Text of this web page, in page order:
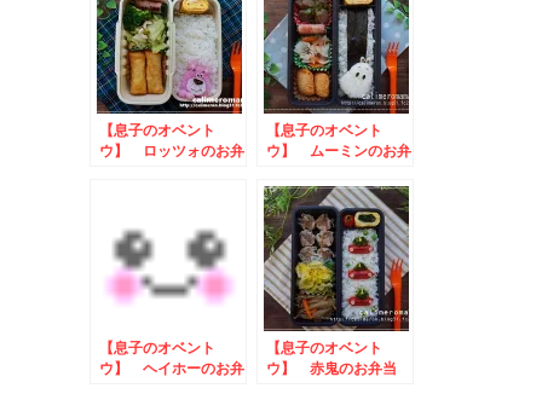
【息子のオベント
ウ】 ロッツォのお弁
【息子のオベント
ウ】 ムーミンのお弁
【息子のオベント
ウ】 ヘイホーのお弁
【息子のオベント
ウ】 赤鬼のお弁当